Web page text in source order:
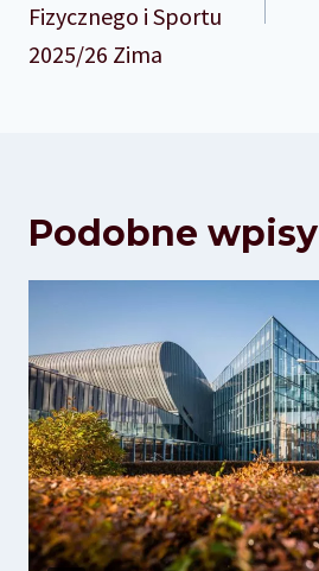
Fizycznego i Sportu
2025/26 Zima
Podobne wpisy